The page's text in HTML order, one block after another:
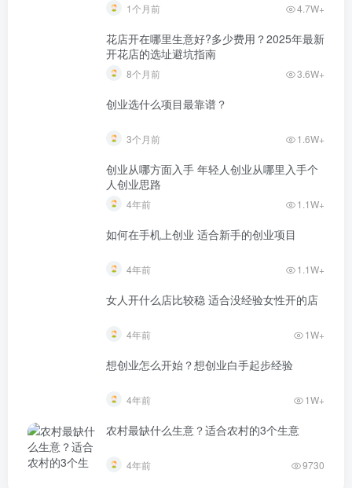
1个月前 4.7W+
花店开在哪里生意好?多少费用？2025年最新
开花店的选址避坑指南
8个月前 3.6W+
创业选什么项目最靠谱？
3个月前 1.6W+
创业从哪方面入手 年轻人创业从哪里入手个
人创业思路
4年前 1.1W+
如何在手机上创业 适合新手的创业项目
4年前 1.1W+
女人开什么店比较稳 适合没经验女性开的店
4年前 1W+
想创业怎么开始？想创业白手起步经验
4年前 1W+
农村最缺什么生意？适合农村的3个生意
4年前 9730